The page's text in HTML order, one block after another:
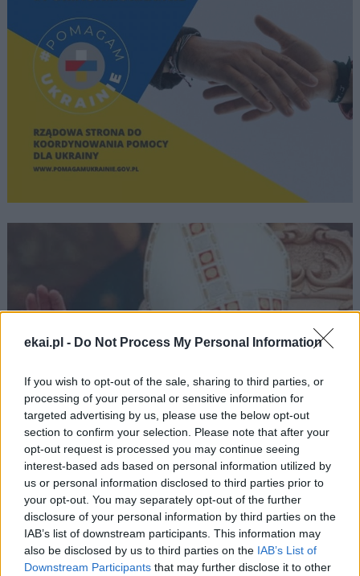
ekai.pl - Do Not Process My Personal Information
If you wish to opt-out of the sale, sharing to third parties, or
processing of your personal or sensitive information for
targeted advertising by us, please use the below opt-out
section to confirm your selection. Please note that after your
opt-out request is processed you may continue seeing
interest-based ads based on personal information utilized by
us or personal information disclosed to third parties prior to
your opt-out. You may separately opt-out of the further
disclosure of your personal information by third parties on the
IAB’s list of downstream participants. This information may
also be disclosed by us to third parties on the IAB’s List of
Downstream Participants that may further disclose it to other
Narodowy Bank Ukrainy wyemituje monetę
upamiętniającą Jana Pawła II